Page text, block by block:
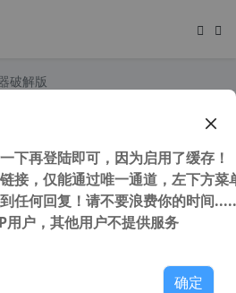
破解版
汉化 AVS Audio Converter v10.
下再登陆即可，因为启用了缓存！
接，仅能通过唯一通道，左下方菜
任何回复！请不要浪费你的时间
用户，其他用户不提供服务
确定